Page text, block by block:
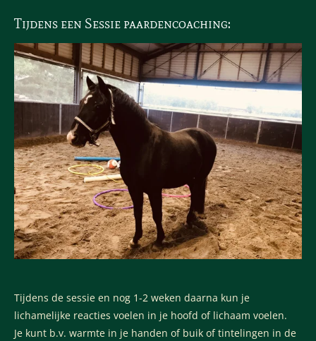
Tijdens een Sessie paardencoaching:
Tijdens de sessie en nog 1-2 weken daarna kun je
lichamelijke reacties voelen in je hoofd of lichaam voelen.
Je kunt b.v. warmte in je handen of buik of tintelingen in de